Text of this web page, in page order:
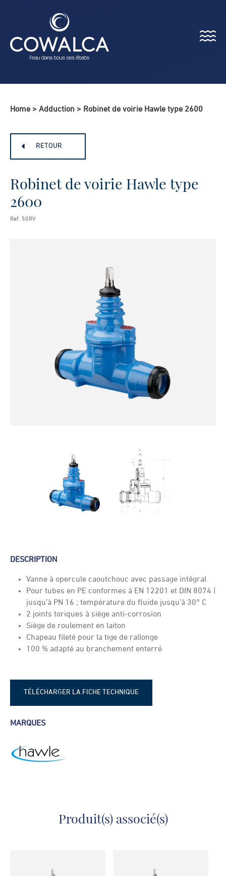
Menu
Home > Adduction > Robinet de voirie Hawle type 2600
RETOUR
Robinet de voirie Hawle type
2600
Ref. 50RV
DESCRIPTION
Vanne à opercule caoutchouc avec passage intégral
Pour tubes en PE conformes à EN 12201 et DIN 8074 |
jusqu’à PN 16 ; température du fluide jusqu’à 30° C
2 joints toriques à siège anti-corrosion
Siège de roulement en laiton
Chapeau fileté pour la tige de rallonge
100 % adapté au branchement enterré
TÉLÉCHARGER LA FICHE TECHNIQUE
MARQUES
Produit(s) associé(s)